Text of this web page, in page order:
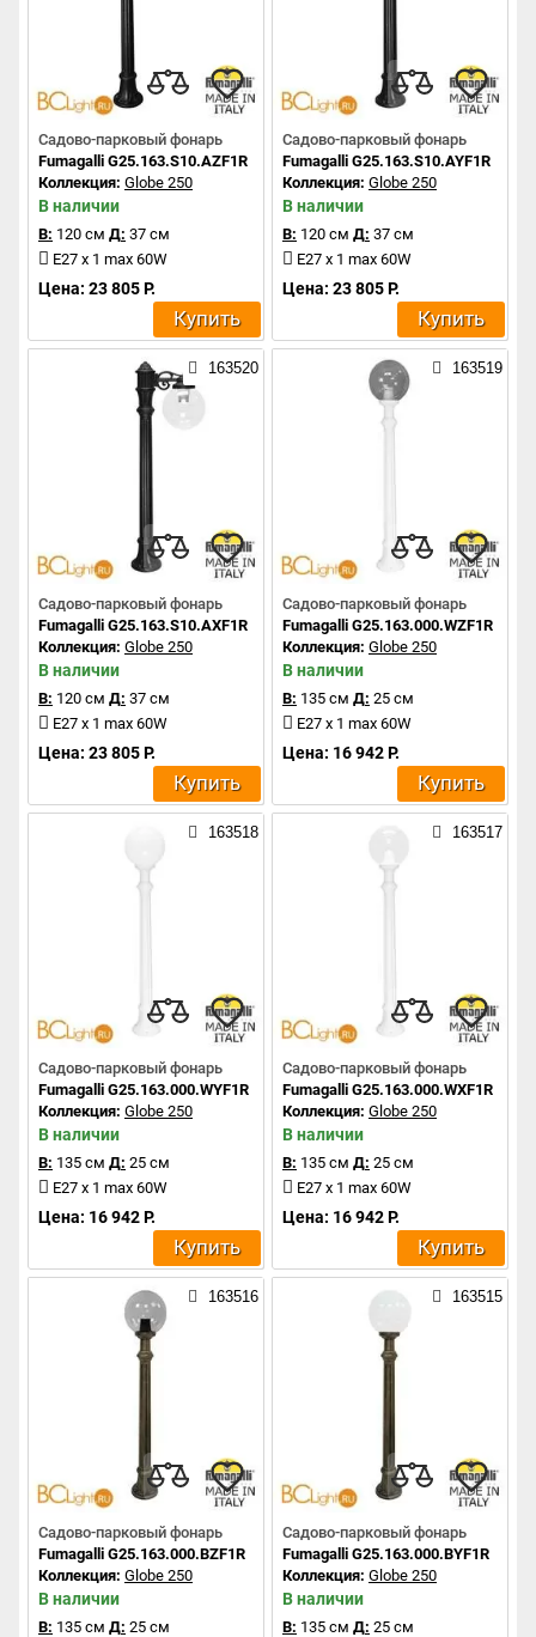
Садово-парковый фонарь
Fumagalli G25.163.S10.AZF1R
Коллекция: Globe 250
В наличии
В: 120 см Д: 37 см
E27 x 1 max 60W
Цена: 23 805 Р.
Купить
Садово-парковый фонарь
Fumagalli G25.163.S10.AYF1R
Коллекция: Globe 250
В наличии
В: 120 см Д: 37 см
E27 x 1 max 60W
Цена: 23 805 Р.
Купить
163520
Садово-парковый фонарь
Fumagalli G25.163.S10.AXF1R
Коллекция: Globe 250
В наличии
В: 120 см Д: 37 см
E27 x 1 max 60W
Цена: 23 805 Р.
Купить
163519
Садово-парковый фонарь
Fumagalli G25.163.000.WZF1R
Коллекция: Globe 250
В наличии
В: 135 см Д: 25 см
E27 x 1 max 60W
Цена: 16 942 Р.
Купить
163518
Садово-парковый фонарь
Fumagalli G25.163.000.WYF1R
Коллекция: Globe 250
В наличии
В: 135 см Д: 25 см
E27 x 1 max 60W
Цена: 16 942 Р.
Купить
163517
Садово-парковый фонарь
Fumagalli G25.163.000.WXF1R
Коллекция: Globe 250
В наличии
В: 135 см Д: 25 см
E27 x 1 max 60W
Цена: 16 942 Р.
Купить
163516
Садово-парковый фонарь
Fumagalli G25.163.000.BZF1R
Коллекция: Globe 250
В наличии
В: 135 см Д: 25 см
163515
Садово-парковый фонарь
Fumagalli G25.163.000.BYF1R
Коллекция: Globe 250
В наличии
В: 135 см Д: 25 см